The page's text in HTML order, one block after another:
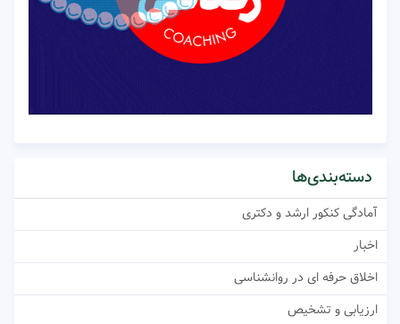
دسته‌بندی‌ها
آمادگی کنکور ارشد و دکتری
اخبار
اخلاق حرفه ای در روانشناسی
ارزیابی و تشخیص